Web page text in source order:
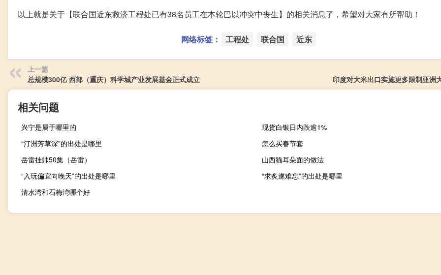
以上就是关于【联合国近东救济工程处已有38名员工在本轮巴以冲突中丧生】的相关消息了，希望对大家有所帮助！
网络标签： 工程处 联合国 近东
上一篇
总规模300亿 西部（重庆）科学城产业发展基金正式成立
印度对大米出口实施更多限制亚洲
相关问题
兴宁是属于哪里的
现货白银日内跌逾1%
“汀洲芳草深”的出处是哪里
怎么买春节套
岳雷挂帅50集（岳雷）
山西猫耳朵面的做法
“入玩偏宜向晚天”的出处是哪里
“求炙遂难忘”的出处是哪里
清水湾和石梅湾哪个好